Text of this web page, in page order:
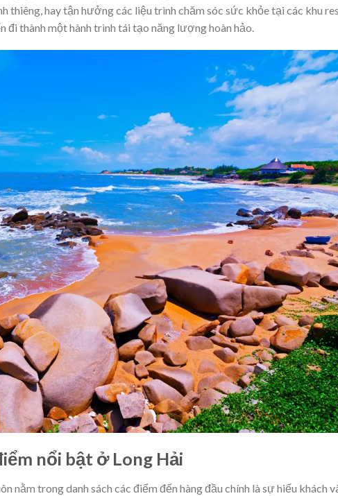
thiêng, hay tận hưởng các liệu trình chăm sóc sức khỏe tại các khu
thành một hành trình tái tạo năng lượng hoàn hảo.
nổi bật ở Long Hải
nằm trong danh sách các điểm đến hàng đầu chính là sự hiếu khách